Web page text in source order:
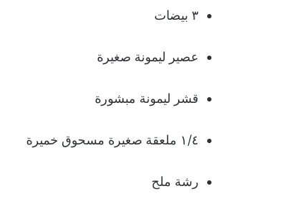
٣ بيضات
عصير ليمونة صغيرة
قشر ليمونة مبشورة
١/٤ ملعقة صغيرة مسحوق خميرة
رشة ملح